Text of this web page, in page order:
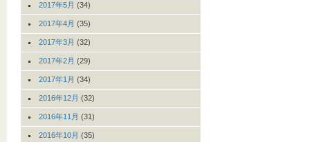
2017年5月 (34)
2017年4月 (35)
2017年3月 (32)
2017年2月 (29)
2017年1月 (34)
2016年12月 (32)
2016年11月 (31)
2016年10月 (35)